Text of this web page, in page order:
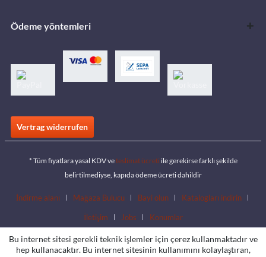
Ödeme yöntemleri
Vertrag widerrufen
* Tüm fiyatlara yasal KDV veteslimat ücreti ile gerekirse farklı şekilde
belirtilmediyse, kapıda ödeme ücreti dahildir
İndirme alanı Mağaza Bulucu Bayi olun Katalogları indirin
İletişim Jobs Konumlar
Bu internet sitesi gerekli teknik işlemler için çerez kullanmaktadır ve
hep kullanacaktır. Bu internet sitesinin kullanımını kolaylaştıran,